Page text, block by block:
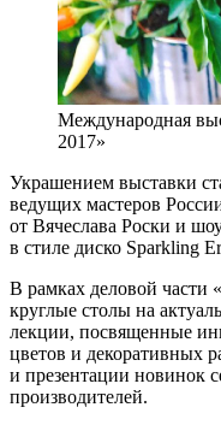
Международная
2017»
Украшением выставки
ведущих мастеров
от Вячеслава Роски и
в стиле диско Sparkling
В рамках деловой
круглые столы на
лекции, посвященные
цветов и декоративных
и презентации новинок
производителей.